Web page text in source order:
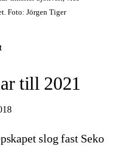
Foto: Jörgen Tiger
till 2021
slog fast Seko